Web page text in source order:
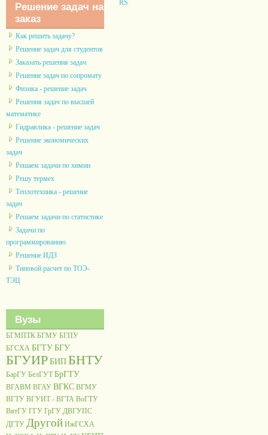
Решение задач на
заказ
Как решить задачу?
Решение задач для студентов
Заказать решения задач
Решение задач по сопромату
Физика - решение задач
Решения задач по высшей
математике
Гидравлика - решение задач
Решение экономических
задач
Решаем задачи по химии
Решу термех
Теплотехника - решение
задач
Решаем задачи по статистике
Задачи по
программированию
Решение ИДЗ
Типовой расчет по ТОЭ-
ТЭЦ
Вузы
БГМПТК БГМУ БГПУ
БГСХА БГТУБГУ
БГУИРБИПБНТУ
БарГУ БелГУТ БрГТУ
ВГАВМ ВГАУ ВГКС ВГМУ
ВГТУ ВГУИТ - ВГТА ВоГТУ
ВятГУ ГГУ ГрГУ ДВГУПС
ДГТУ Другой ИжГСХА